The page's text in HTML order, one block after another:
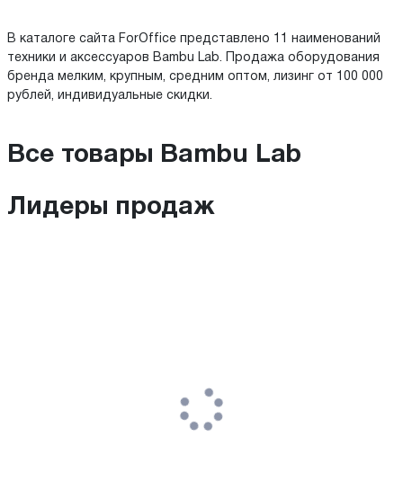
В каталоге сайта ForOffice представлено 11 наименований
техники и аксессуаров Bambu Lab. Продажа оборудования
бренда мелким, крупным, средним оптом, лизинг от 100 000
рублей, индивидуальные скидки.
Все товары Bambu Lab
Лидеры продаж